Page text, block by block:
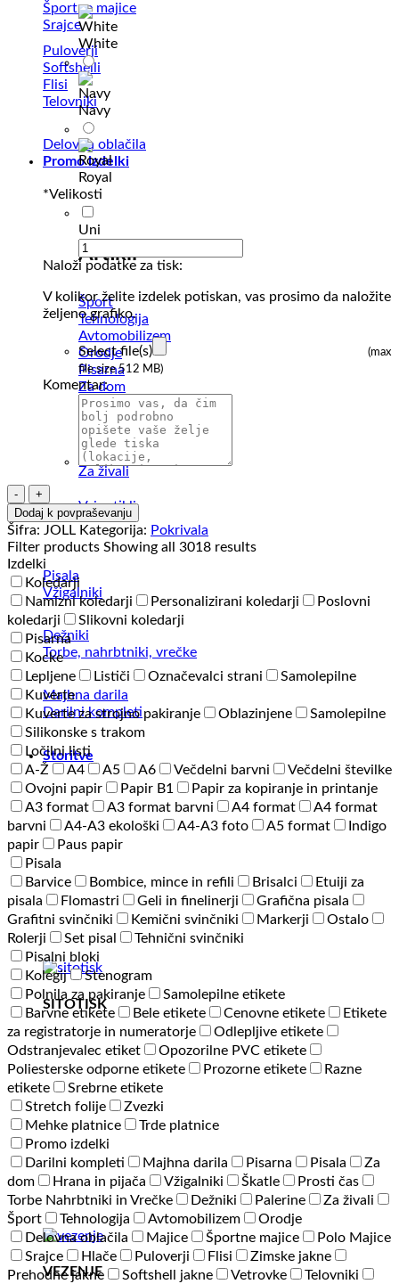
Športne majice
Srajce
Puloverji
Softshelli
Flisi
Telovniki
Delovna oblačila
Promo izdelki
Artikli
Šport
Tehnologija
Avtomobilizem
Orodje
Pisarna
Za dom
Prosti čas
Hrana in pijača
Palerine
Škatle
Za živali
Vsi artikli
Pisala
Vžigalniki
Dežniki
Torbe, nahrbtniki, vrečke
Majhna darila
Darilni kompleti
Storitve
SITOTISK
VEZENJE
White
Navy
Royal
*Velikosti
Uni
Naloži podatke za tisk:
V kolikor želite izdelek potiskan, vas prosimo da naložite
željeno grafiko.
Select file(s)
(max
file size 512 MB)
Komentar:
Kapa
Atlantis
Jolly
količina
Dodaj k povpraševanju
Šifra: JOLL Kategorija: Pokrivala
Filter products Showing all 3018 results
Izdelki
Koledarji
Namizni koledarji
Personalizirani koledarji
Poslovni
koledarji
Slikovni koledarji
Pisarna
Kocke
Lepljene
Lističi Označevalci strani
Samolepilne
Kuverte
Kuverte za strojno pakiranje
Oblazinjene
Samolepilne
Silikonske s trakom
Ločilni listi
A-Ž
A4 A5 A6 Večdelni barvni
Večdelni številke
Ovojni papir
Papir B1
Papir za kopiranje in printanje
A3 format
A3 format barvni A4 format
A4 format
barvni
A4-A3 ekološki A4-A3 foto A5 format
Indigo
papir
Paus papir
Pisala
Barvice
Bombice, mince in refili Brisalci
Etuiji za
pisala
Flomastri Geli in finelinerji
Grafična pisala
Grafitni svinčniki
Kemični svinčniki Markerji
Ostalo
Rolerji
Set pisal
Tehnični svinčniki
Pisalni bloki
Kolegij
Stenogram
Polnila za pakiranje
Samolepilne etikete
Barvne etikete
Bele etikete Cenovne etikete
Etikete
za registratorje in numeratorje
Odlepljive etikete
Odstranjevalec etiket
Opozorilne PVC etikete
Poliesterske odporne etikete
Prozorne etikete
Razne
etikete
Srebrne etikete
Stretch folije
Zvezki
Mehke platnice
Trde platnice
Promo izdelki
Darilni kompleti
Majhna darila Pisarna Pisala
Za
dom
Hrana in pijača Vžigalniki Škatle
Prosti čas
Torbe Nahrbtniki in Vrečke
Dežniki Palerine
Za živali
Šport
Tehnologija Avtomobilizem
Orodje
Delovna oblačila
Majice Športne majice
Polo Majice
Srajce
Hlače Puloverji Flisi
Zimske jakne
Prehodne jakne
Softshell jakne Vetrovke
Telovniki